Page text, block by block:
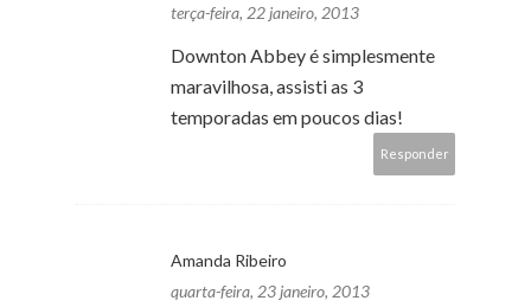
terça-feira, 22 janeiro, 2013
Downton Abbey é simplesmente
maravilhosa, assisti as 3
temporadas em poucos dias!
Responder
Amanda Ribeiro
quarta-feira, 23 janeiro, 2013